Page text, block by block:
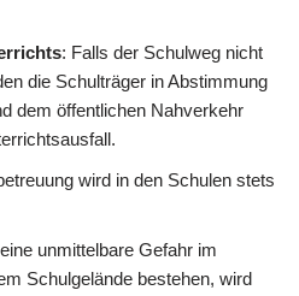
: Falls der Schulweg nicht
die Schulträger in Abstimmung
dem öffentlichen Nahverkehr
wird in den Schulen stets
unmittelbare Gefahr im
Schulgelände bestehen, wird